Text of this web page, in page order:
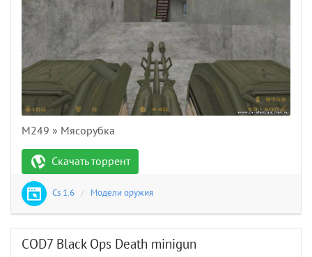
M249 » Мясорубка
Скачать торрент
Cs 1.6 / Модели оружия
COD7 Black Ops Death minigun